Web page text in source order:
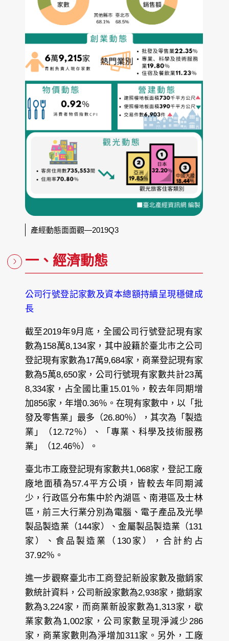
產經動態面面觀—2019Q3
一、經濟動態
公司行號登記家數及資本總額持續呈現穩健成
長
截至2019年9月底，全國公司行號登記現有家
數為158萬8,134家，其中設籍於臺北市之公司
登記現有家數為17萬9,684家，商業登記現有家
數為5萬8,650家，公司行號現有家數共計23萬
8,334家，占全國比重15.01％，較去年同期增
加856家，年增0.36％。在現有家數中，以「批
發及零售業」最多（26.80％），其次為「製造
業」（12.72％）、「專業、科學及技術服務
業」（12.46％）。
臺北市工廠登記現有家數共1,068家，登記工廠
廠地面積為57.4平方公頃，皆較去年同期減
少，行政區分布集中於內湖區、南港區及士林
區，前三大行業分別為電腦、電子產品及光學
製品製造業（144家）、金屬製品製造業（131
家）、食品製造業（130家），合計約占
37.92％。
進一步觀察臺北市工商登記新設家數及撤銷家
數統計資料，公司新設家數為2,938家，撤銷家
數為3,224家，而商業新設家數為1,313家，歇
業家數為1,002家，公司家數呈現淨減少286
家，商業家數則為淨增加311家。另外，工廠